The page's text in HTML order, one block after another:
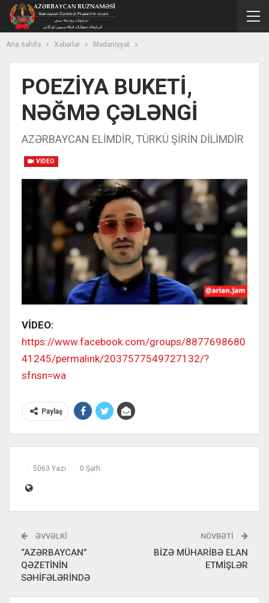
Ana səhifə Xəbərlər Mədəniyyət
POEZİYA BUKETİ,
NƏĞMƏ ÇƏLƏNGİ
AZƏRBAYCAN ELİMDİR, TÜRKÜ ŞİRİN DİLİMDİR
VIDEO
VİDEO:
https://www.facebook.com/groups/8877698680
41245/permalink/2037577549727132/?
sfnsn=wa
Paylaş
5063 Yazı 0 Şərh
ƏVVƏLKI
“AZƏRBAYCAN”
QƏZETİNİN
SƏHİFƏLƏRİNDƏ
NÖVBƏTI
BİZƏ MÜHARİBƏ ELAN
ETMİŞLƏR